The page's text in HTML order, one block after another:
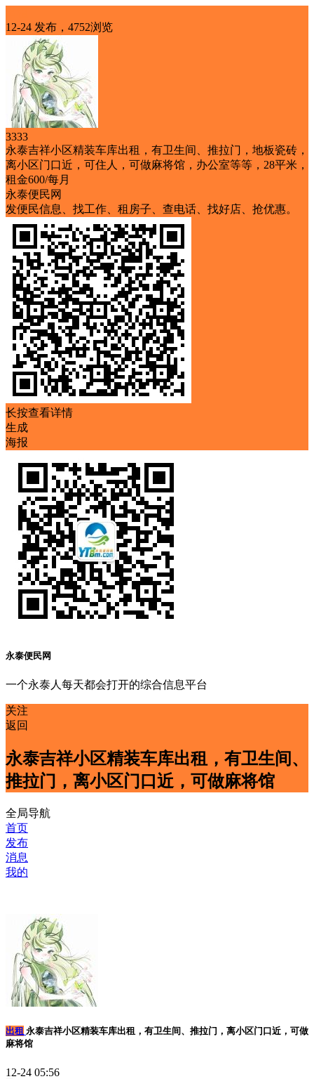
12-24 发布，4752浏览
3333
永泰吉祥小区精装车库出租，有卫生间、推拉门，地板瓷砖，
离小区门口近，可住人，可做麻将馆，办公室等等，28平米，
租金600/每月
永泰便民网
发便民信息、找工作、租房子、查电话、找好店、抢优惠。
长按查看详情
生成
海报
永泰便民网
一个永泰人每天都会打开的综合信息平台
关注
返回
永泰吉祥小区精装车库出租，有卫生间、
推拉门，离小区门口近，可做麻将馆
全局导航
首页
发布
消息
我的
出租 永泰吉祥小区精装车库出租，有卫生间、推拉门，离小区门口近，可做
麻将馆
12-24 05:56